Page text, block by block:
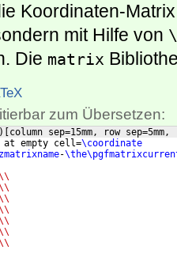
Koordinaten-
mit Hilfe von
Die matrix
zum Übersetzen:
)
column sep=15mm, row sep=5mm,
at empty cell=
\coordinate
-